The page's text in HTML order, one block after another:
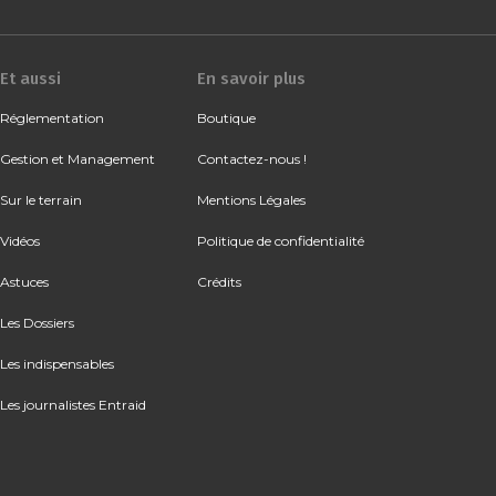
Et aussi
Réglementation
Gestion et Management
Sur le terrain
Vidéos
Astuces
Les Dossiers
Les indispensables
Les journalistes Entraid
En savoir plus
Boutique
Contactez-nous !
Mentions Légales
Politique de confidentialité
Crédits